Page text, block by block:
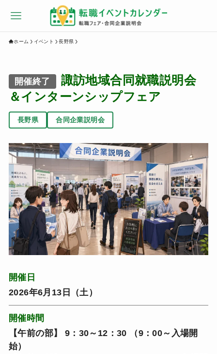
ホーム イベント 長野県
開催終了
諏訪地域合同就職説明会
＆インターンシップフェア
長野県 合同企業説明会
開催日
2026年6月13日（土）
開催時間
【午前の部】 9：30～12：30 （9：00～入場開
始）